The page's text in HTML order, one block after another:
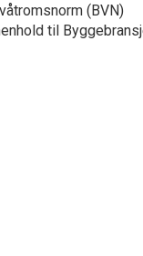
(BVN)
til